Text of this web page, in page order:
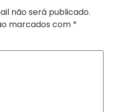
não será publicado.
marcados com *